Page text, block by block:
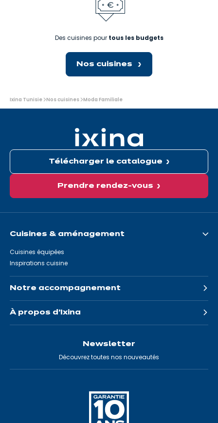
Des cuisines pour tous les budgets
Nos cuisines
Vous
êtes
Ixina Tunisie Nos cuisines Moda Familiale
Télécharger le catalogue
Prendre rendez-vous
Cuisines & aménagement
Cuisines équipées
Inspirations cuisine
Notre accompagnement
À propos d'Ixina
Newsletter
Découvrez toutes nos nouveautés